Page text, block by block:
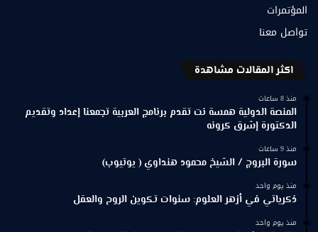
المؤتمرات
تواصل معنا
اكثر المقالات مشاهدة
منذ 8 ساعات
المنصة الدولية همسة نت تقدم برنامج العربية تجمعنا إعداد وتقديم
الدكتورة إشرق كرونه
منذ 9 ساعات
سورة البروج / الشيخ محمود هنداوي ( يوتيوب)
منذ يوم واحد
ذكرياتي في أزهر العلوم: سنوات تكوين الروح والعقل
منذ يوم واحد